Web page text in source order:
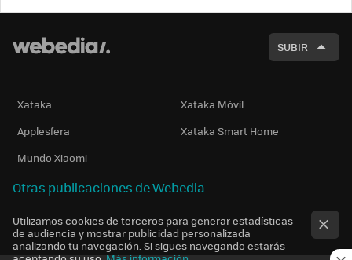
SUBIR
Xataka
Xataka Móvil
Applesfera
Xataka Smart Home
Mundo Xiaomi
Otras publicaciones de Webedia
Utilizamos cookies de terceros para generar estadísticas
de audiencia y mostrar publicidad personalizada
analizando tu navegación. Si sigues navegando estarás